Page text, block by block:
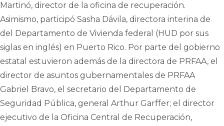
Martinó, director de la oficina de recuperación.
Asimismo, participó Sasha Dávila, directora interina de
del Departamento de Vivienda federal (HUD por sus
siglas en inglés) en Puerto Rico. Por parte del gobierno
estatal estuvieron además de la directora de PRFAA, el
director de asuntos gubernamentales de PRFAA
Gabriel Bravo, el secretario del Departamento de
Seguridad Pública, general Arthur Garffer; el director
ejecutivo de la Oficina Central de Recuperación,